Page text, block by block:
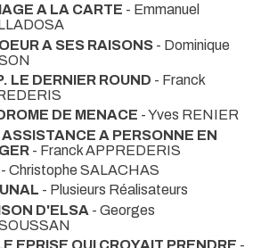
A LA CARTE - Emmanuel
A SES RAISONS - Dominique
LE DERNIER ROUND - Franck
DE MENACE - Yves RENIER
A PERSONNE EN
- Franck APPREDERIS
- Christophe SALACHAS
- Plusieurs Réalisateurs
D'ELSA - Georges
EPRISE QUI CROYAIT PRENDRE -